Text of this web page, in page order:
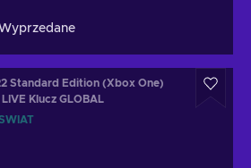
Wyprzedane
Standard Edition (Xbox One)
Klucz GLOBAL